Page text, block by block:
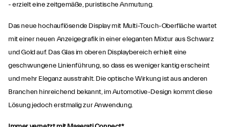
- erzielt eine zeitgemäße, puristische Anmutung.
Das neue hochauflösende Display mit Multi-Touch-Oberfläche wartet
mit einer neuen Anzeigegrafik in einer eleganten Mixtur aus Schwarz
und Gold auf. Das Glas im oberen Displaybereich erhielt eine
geschwungene Linienführung, so dass es weniger kantig erscheint
und mehr Eleganz ausstrahlt. Die optische Wirkung ist aus anderen
Branchen hinreichend bekannt, im Automotive-Design kommt diese
Lösung jedoch erstmalig zur Anwendung.